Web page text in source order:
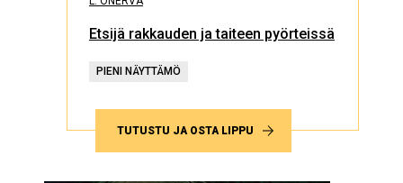
Etsijä rakkauden ja taiteen pyörteissä
PIENI NÄYTTÄMÖ
TUTUSTU JA OSTA LIPPU